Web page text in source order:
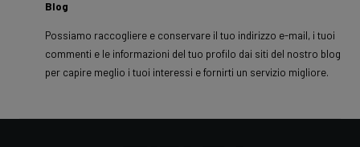
Blog
Possiamo raccogliere e conservare il tuo indirizzo e-mail, i tuoi
commenti e le informazioni del tuo profilo dai siti del nostro blog
per capire meglio i tuoi interessi e fornirti un servizio migliore.